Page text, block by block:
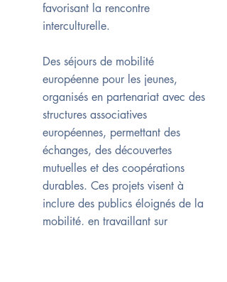
favorisant la rencontre
interculturelle.
Des séjours de mobilité
européenne pour les jeunes,
organisés en partenariat avec des
structures associatives
européennes, permettant des
échanges, des découvertes
mutuelles et des coopérations
durables. Ces projets visent à
inclure des publics éloignés de la
mobilité, en travaillant sur